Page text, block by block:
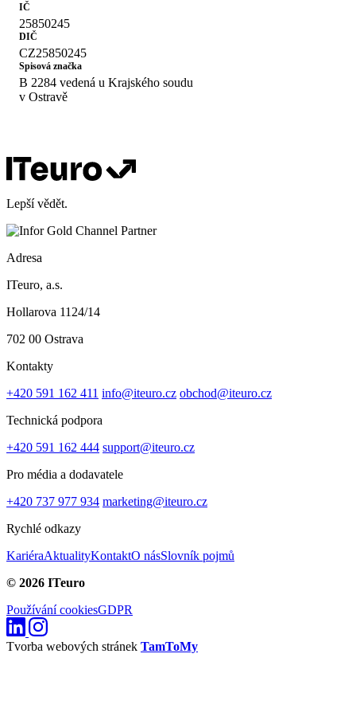
IČ
25850245
DIČ
CZ25850245
Spisová značka
B 2284 vedená u Krajského soudu
v Ostravě
Lepší vědět.
Adresa
ITeuro, a.s.
Hollarova 1124/14
702 00 Ostrava
Kontakty
+420 591 162 411 info@iteuro.cz obchod@iteuro.cz
Technická podpora
+420 591 162 444 support@iteuro.cz
Pro média a dodavatele
+420 737 977 934 marketing@iteuro.cz
Rychlé odkazy
KariéraAktualityKontaktO násSlovník pojmů
© 2026 ITeuro
Používání cookiesGDPR
Tvorba webových stránek TamToMy